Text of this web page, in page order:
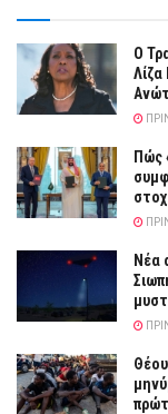
Ο
Πώς
Νέα